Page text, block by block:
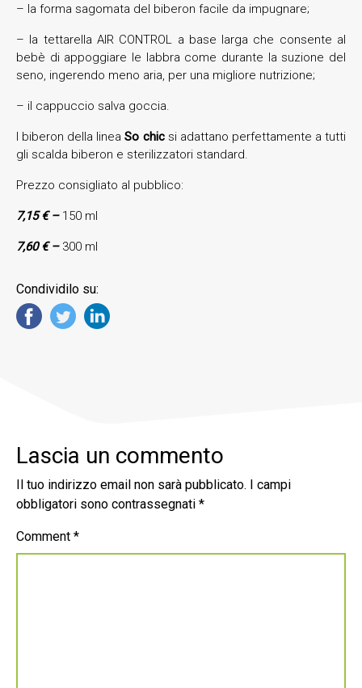
– la forma sagomata del biberon facile da impugnare;
– la tettarella AIR CONTROL a base larga che consente al
bebè di appoggiare le labbra come durante la suzione del
seno, ingerendo meno aria, per una migliore nutrizione;
– il cappuccio salva goccia.
I biberon della lineaSo chicsi adattano perfettamente a tutti
gli scalda biberon e sterilizzatori standard.
Prezzo consigliato al pubblico:
7,15 € – 150 ml
7,60 € – 300 ml
Condividilo su:
Lascia un commento
Il tuo indirizzo email non sarà pubblicato.
I campi
obbligatori sono contrassegnati *
Comment *